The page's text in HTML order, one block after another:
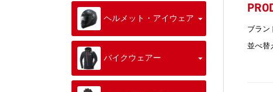
ブラン
並べ替
ヘルメット・アイウェア
バイクウェアー